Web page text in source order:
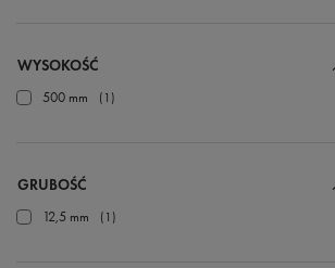
WYSOKOŚĆ
500 mm 1
GRUBOŚĆ
12,5 mm 1